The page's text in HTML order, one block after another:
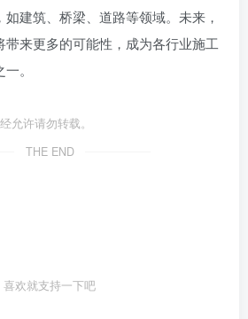
建筑、桥梁、道路等领域。未来，
来更多的可能性，成为各行业施工
。
允许请勿转载。
THE END
喜欢就支持一下吧